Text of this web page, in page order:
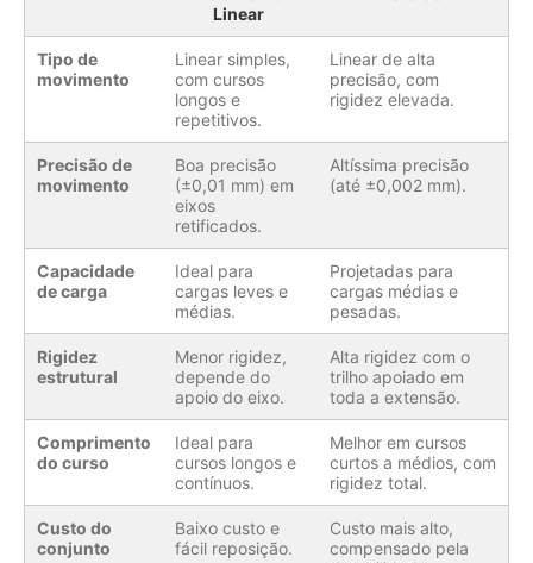
Linear
Tipo de
movimento
Linear simples,
com cursos
longos e
repetitivos.
Linear de alta
precisão, com
rigidez elevada.
Precisão de
movimento
Boa precisão
(±0,01 mm) em
eixos
retificados.
Altíssima precisão
(até ±0,002 mm).
Capacidade
de carga
Ideal para
cargas leves e
médias.
Projetadas para
cargas médias e
pesadas.
Rigidez
estrutural
Menor rigidez,
depende do
apoio do eixo.
Alta rigidez com o
trilho apoiado em
toda a extensão.
Comprimento
do curso
Ideal para
cursos longos e
contínuos.
Melhor em cursos
curtos a médios, com
rigidez total.
Custo do
conjunto
Baixo custo e
fácil reposição.
Custo mais alto,
compensado pela